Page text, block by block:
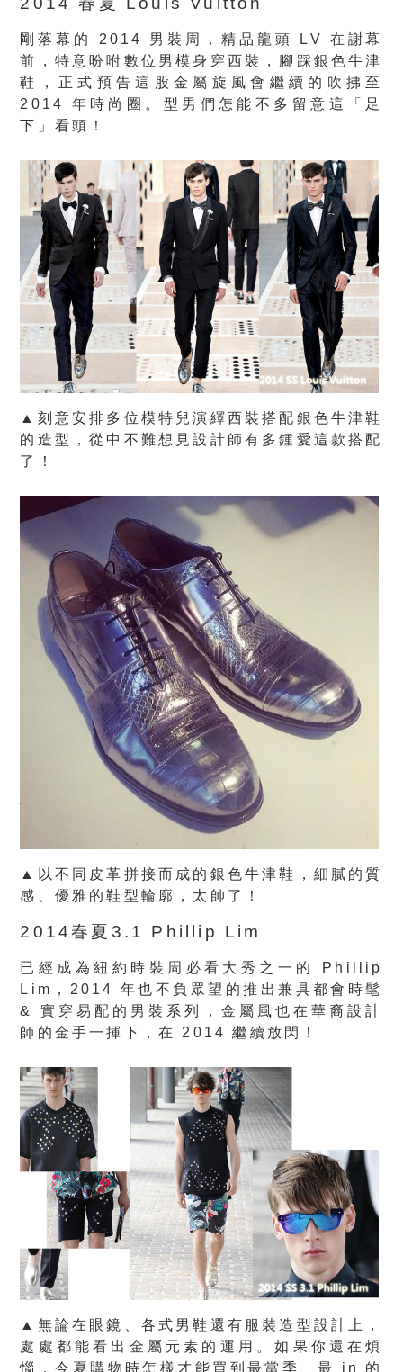
剛落幕的 2014 男裝周，精品龍頭 LV 在謝幕
前，特意吩咐數位男模身穿西裝，腳踩銀色牛津
鞋，正式預告這股金屬旋風會繼續的吹拂至
2014 年時尚圈。型男們怎能不多留意這「足
下」看頭！
▲刻意安排多位模特兒演繹西裝搭配銀色牛津鞋
的造型，從中不難想見設計師有多鍾愛這款搭配
了！
▲以不同皮革拼接而成的銀色牛津鞋，細膩的質
感、優雅的鞋型輪廓，太帥了！
2014春夏3.1 Phillip Lim
已經成為紐約時裝周必看大秀之一的 Phillip
Lim，2014 年也不負眾望的推出兼具都會時髦
& 實穿易配的男裝系列，金屬風也在華裔設計
師的金手一揮下，在 2014 繼續放閃！
▲無論在眼鏡、各式男鞋還有服裝造型設計上，
處處都能看出金屬元素的運用。如果你還在煩
惱，今夏購物時怎樣才能買到最當季、最 in 的